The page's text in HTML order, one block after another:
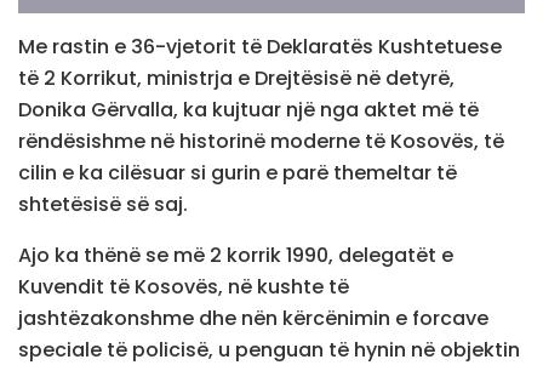
Me rastin e 36-vjetorit të Deklaratës Kushtetuese
të 2 Korrikut, ministrja e Drejtësisë në detyrë,
Donika Gërvalla, ka kujtuar një nga aktet më të
rëndësishme në historinë moderne të Kosovës, të
cilin e ka cilësuar si gurin e parë themeltar të
shtetësisë së saj.
Ajo ka thënë se më 2 korrik 1990, delegatët e
Kuvendit të Kosovës, në kushte të
jashtëzakonshme dhe nën kërcënimin e forcave
speciale të policisë, u penguan të hynin në objektin